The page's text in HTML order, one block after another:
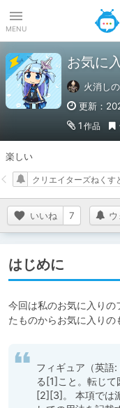
MENU
お気に
火消し
更新：
1 作品
楽しい
いいね 7
クリエイターズねくす
はじめに
今回は私のお気に入り
たものからお気に入り
フィギュア（英語
る[1]こと。転じて
[2][3]。 本項では